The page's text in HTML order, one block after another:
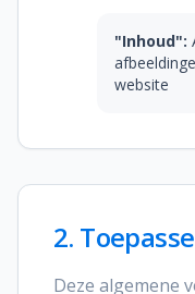
Veelgestelde vragen
Contact
"Inhoud":
website
2.
Deze algemene